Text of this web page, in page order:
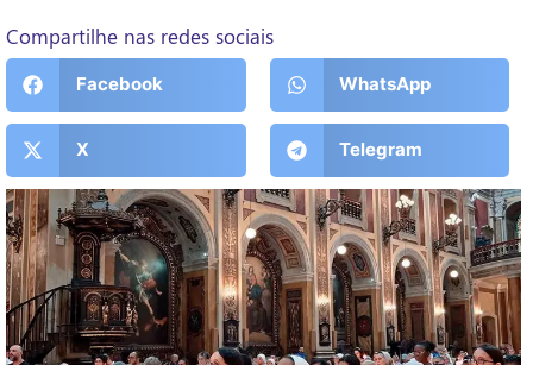
Compartilhe nas redes sociais
Facebook WhatsApp
X Telegram